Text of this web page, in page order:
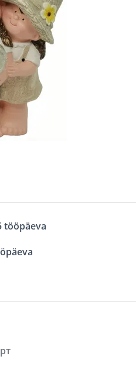
tööpäeva